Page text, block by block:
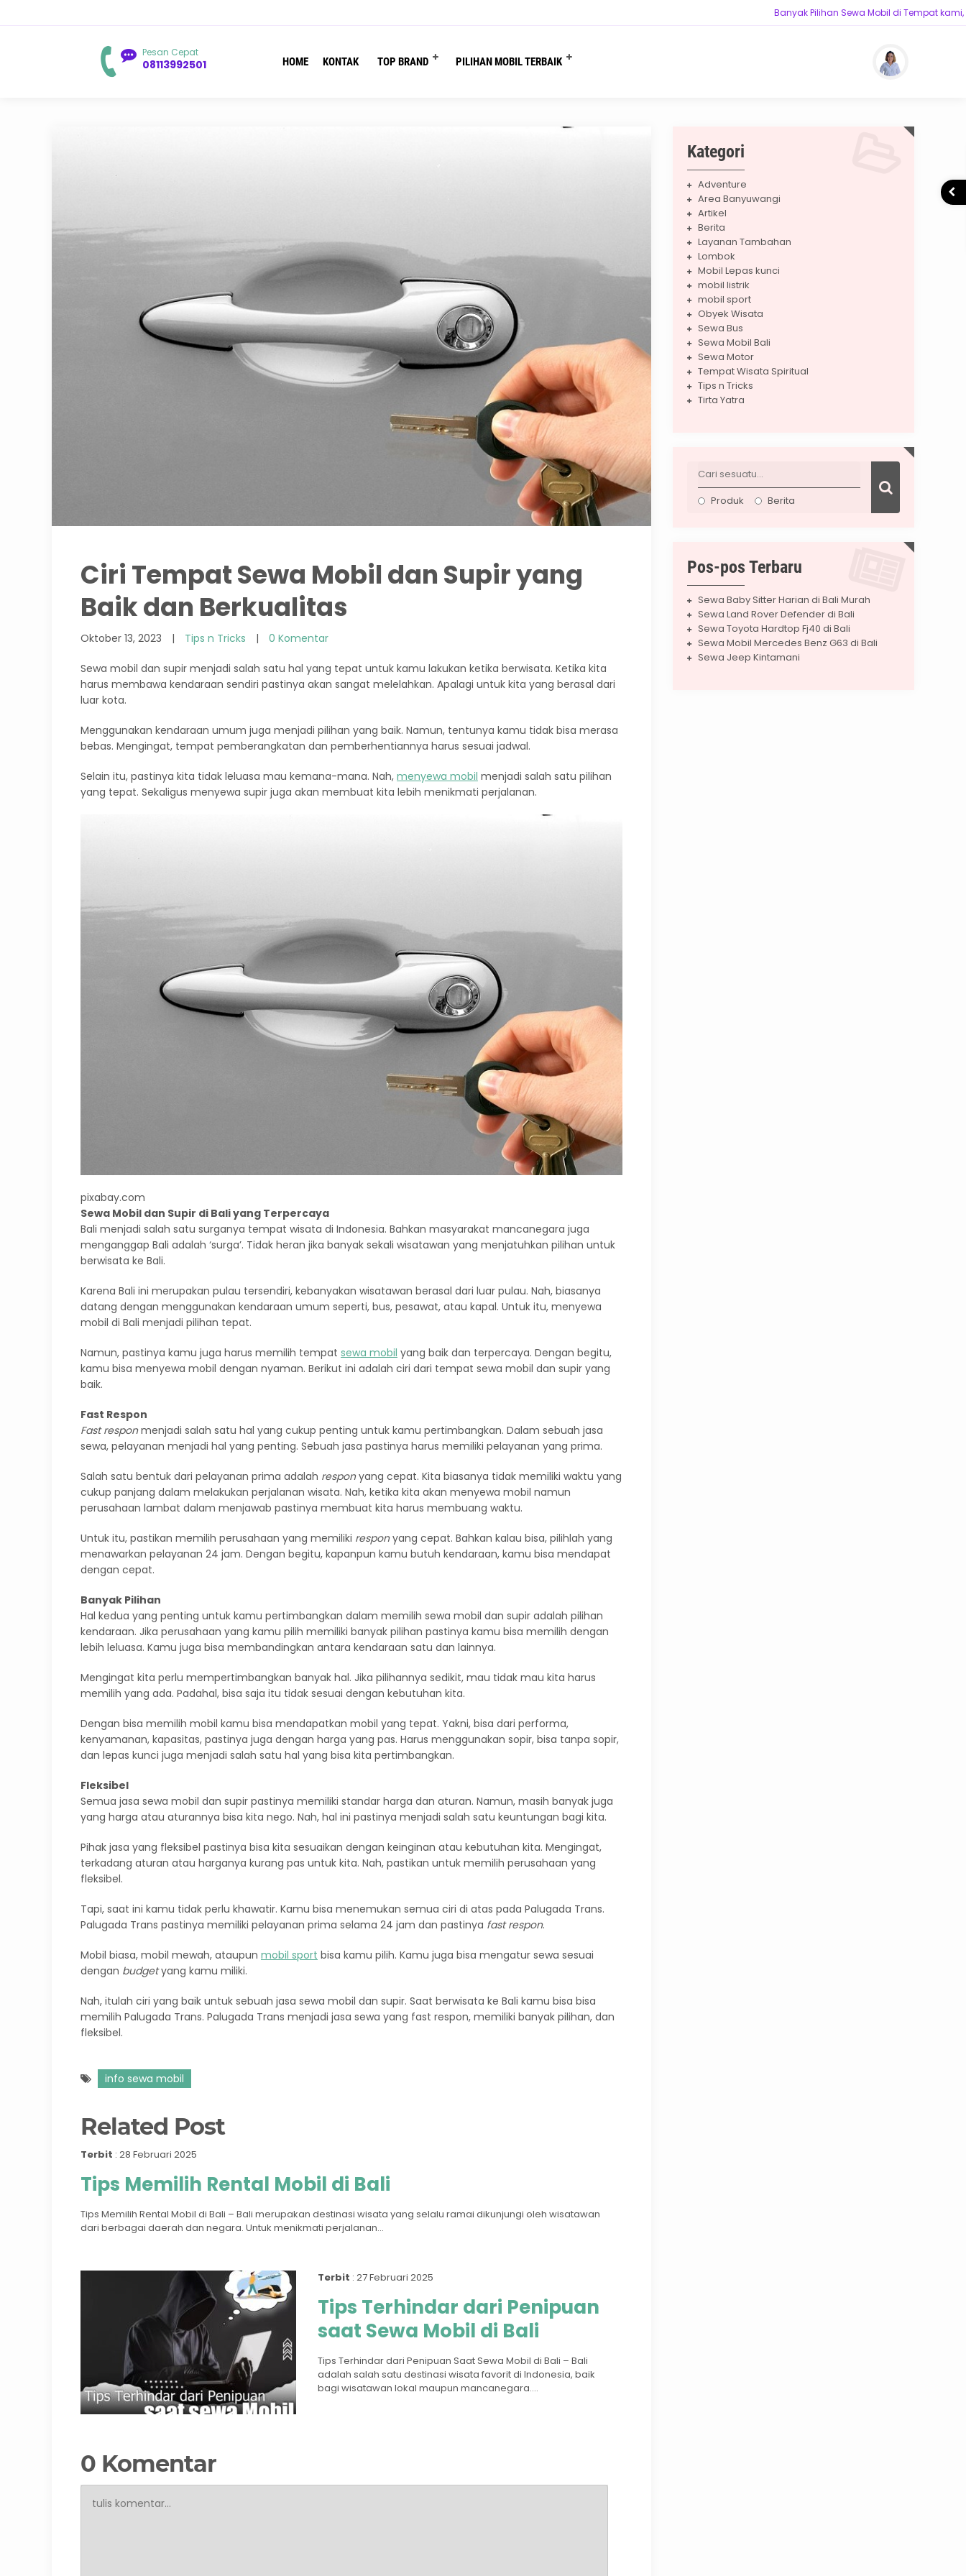
Banyak Pilihan Sewa Mobil di Tempat kami, Siap
Pesan Cepat
08113992501 HOME KONTAK TOP BRAND PILIHAN MOBIL TERBAIK
Ciri Tempat Sewa Mobil dan Supir yang
Baik dan Berkualitas
Oktober 13, 2023 | Tips n Tricks | 0 Komentar
Sewa mobil dan supir menjadi salah satu hal yang tepat untuk kamu lakukan ketika berwisata. Ketika kita
harus membawa kendaraan sendiri pastinya akan sangat melelahkan. Apalagi untuk kita yang berasal dari
luar kota.
Menggunakan kendaraan umum juga menjadi pilihan yang baik. Namun, tentunya kamu tidak bisa merasa
bebas. Mengingat, tempat pemberangkatan dan pemberhentiannya harus sesuai jadwal.
Selain itu, pastinya kita tidak leluasa mau kemana-mana. Nah, menyewa mobil menjadi salah satu pilihan
yang tepat. Sekaligus menyewa supir juga akan membuat kita lebih menikmati perjalanan.
pixabay.com
Sewa Mobil dan Supir di Bali yang Terpercaya
Bali menjadi salah satu surganya tempat wisata di Indonesia. Bahkan masyarakat mancanegara juga
menganggap Bali adalah ‘surga’. Tidak heran jika banyak sekali wisatawan yang menjatuhkan pilihan untuk
berwisata ke Bali.
Karena Bali ini merupakan pulau tersendiri, kebanyakan wisatawan berasal dari luar pulau. Nah, biasanya
datang dengan menggunakan kendaraan umum seperti, bus, pesawat, atau kapal. Untuk itu, menyewa
mobil di Bali menjadi pilihan tepat.
Namun, pastinya kamu juga harus memilih tempat sewa mobil yang baik dan terpercaya. Dengan begitu,
kamu bisa menyewa mobil dengan nyaman. Berikut ini adalah ciri dari tempat sewa mobil dan supir yang
baik.
Fast Respon
Fast responmenjadi salah satu hal yang cukup penting untuk kamu pertimbangkan. Dalam sebuah jasa
sewa, pelayanan menjadi hal yang penting. Sebuah jasa pastinya harus memiliki pelayanan yang prima.
Salah satu bentuk dari pelayanan prima adalah responyang cepat. Kita biasanya tidak memiliki waktu yang
cukup panjang dalam melakukan perjalanan wisata. Nah, ketika kita akan menyewa mobil namun
perusahaan lambat dalam menjawab pastinya membuat kita harus membuang waktu.
Untuk itu, pastikan memilih perusahaan yang memiliki responyang cepat. Bahkan kalau bisa, pilihlah yang
menawarkan pelayanan 24 jam. Dengan begitu, kapanpun kamu butuh kendaraan, kamu bisa mendapat
dengan cepat.
Banyak Pilihan
Hal kedua yang penting untuk kamu pertimbangkan dalam memilih sewa mobil dan supir adalah pilihan
kendaraan. Jika perusahaan yang kamu pilih memiliki banyak pilihan pastinya kamu bisa memilih dengan
lebih leluasa. Kamu juga bisa membandingkan antara kendaraan satu dan lainnya.
Mengingat kita perlu mempertimbangkan banyak hal. Jika pilihannya sedikit, mau tidak mau kita harus
memilih yang ada. Padahal, bisa saja itu tidak sesuai dengan kebutuhan kita.
Dengan bisa memilih mobil kamu bisa mendapatkan mobil yang tepat. Yakni, bisa dari performa,
kenyamanan, kapasitas, pastinya juga dengan harga yang pas. Harus menggunakan sopir, bisa tanpa sopir,
dan lepas kunci juga menjadi salah satu hal yang bisa kita pertimbangkan.
Fleksibel
Semua jasa sewa mobil dan supir pastinya memiliki standar harga dan aturan. Namun, masih banyak juga
yang harga atau aturannya bisa kita nego. Nah, hal ini pastinya menjadi salah satu keuntungan bagi kita.
Pihak jasa yang fleksibel pastinya bisa kita sesuaikan dengan keinginan atau kebutuhan kita. Mengingat,
terkadang aturan atau harganya kurang pas untuk kita. Nah, pastikan untuk memilih perusahaan yang
fleksibel.
Tapi, saat ini kamu tidak perlu khawatir. Kamu bisa menemukan semua ciri di atas pada Palugada Trans.
Palugada Trans pastinya memiliki pelayanan prima selama 24 jam dan pastinya fast respon.
Mobil biasa, mobil mewah, ataupun mobil sport bisa kamu pilih. Kamu juga bisa mengatur sewa sesuai
dengan budgetyang kamu miliki.
Nah, itulah ciri yang baik untuk sebuah jasa sewa mobil dan supir. Saat berwisata ke Bali kamu bisa bisa
memilih Palugada Trans. Palugada Trans menjadi jasa sewa yang fast respon, memiliki banyak pilihan, dan
fleksibel.
info sewa mobil
Related Post
Terbit : 28 Februari 2025
Tips Memilih Rental Mobil di Bali
Tips Memilih Rental Mobil di Bali – Bali merupakan destinasi wisata yang selalu ramai dikunjungi oleh wisatawan
dari berbagai daerah dan negara. Untuk menikmati perjalanan...
Terbit : 27 Februari 2025
Tips Terhindar dari Penipuan
saat Sewa Mobil di Bali
Tips Terhindar dari Penipuan Saat Sewa Mobil di Bali – Bali
adalah salah satu destinasi wisata favorit di Indonesia, baik
bagi wisatawan lokal maupun mancanegara....
0 Komentar
Kategori
Adventure
Area Banyuwangi
Artikel
Berita
Layanan Tambahan
Lombok
Mobil Lepas kunci
mobil listrik
mobil sport
Obyek Wisata
Sewa Bus
Sewa Mobil Bali
Sewa Motor
Tempat Wisata Spiritual
Tips n Tricks
Tirta Yatra
Produk Berita
Pos-pos Terbaru
Sewa Baby Sitter Harian di Bali Murah
Sewa Land Rover Defender di Bali
Sewa Toyota Hardtop Fj40 di Bali
Sewa Mobil Mercedes Benz G63 di Bali
Sewa Jeep Kintamani